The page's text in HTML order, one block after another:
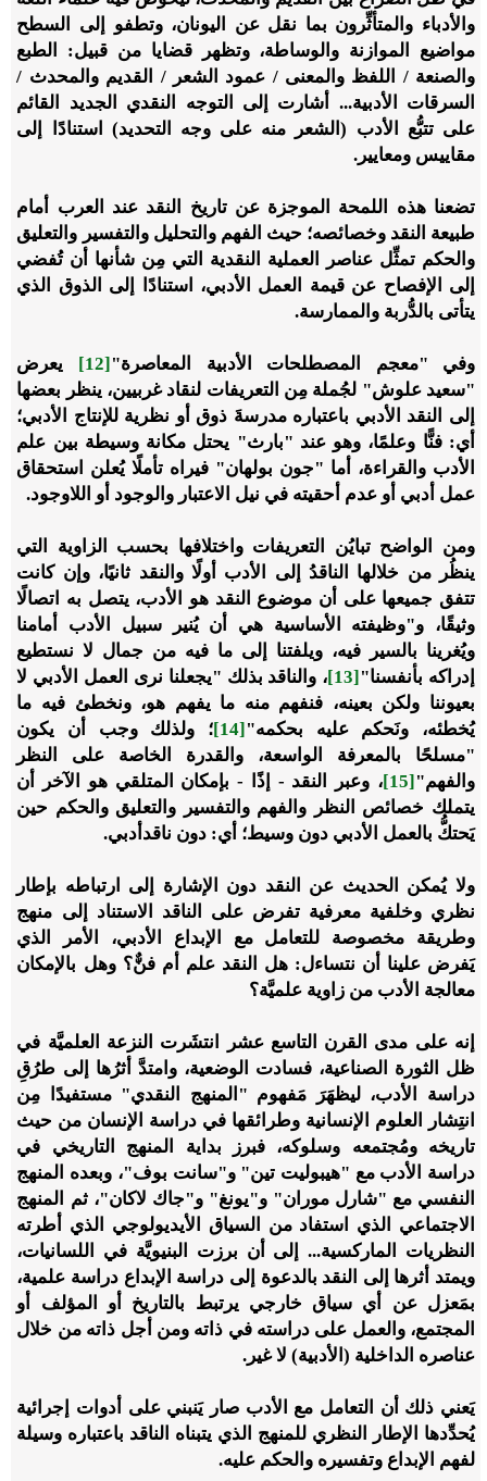
والأدباء والمتأثِّرون بما نقل عن اليونان، وتطفو إلى السطح
مواضيع الموازنة والوساطة، وتظهر قضايا من قبيل: الطبع
والصنعة / اللفظ والمعنى / عمود الشعر / القديم والمحدث /
السرقات الأدبية... أشارت إلى التوجه النقدي الجديد القائم
على تتبُّع الأدب (الشعر منه على وجه التحديد) استنادًا إلى
مقاييس ومعايير.
تضعنا هذه اللمحة الموجزة عن تاريخ النقد عند العرب أمام
طبيعة النقد وخصائصه؛ حيث الفهم والتحليل والتفسير والتعليق
والحكم تمثِّل عناصر العملية النقدية التي مِن شأنها أن تُفضي
إلى الإفصاح عن قيمة العمل الأدبي، استنادًا إلى الذوق الذي
يتأتى بالدُّربة والممارسة.
وفي "معجم المصطلحات الأدبية المعاصرة"[12]
يعرض
"سعيد علوش" لجُملة مِن التعريفات لنقاد غربيين، ينظر بعضها
إلى النقد الأدبي باعتباره مدرسةَ ذوق أو نظرية للإنتاج الأدبي؛
أي: فنًّا وعلمًا، وهو عند "بارث" يحتل مكانة وسيطة بين علم
الأدب والقراءة، أما "جون بولهان" فيراه تأملًا يُعلن استحقاق
عمل أدبي أو عدم أحقيته في نيل الاعتبار والوجود أو اللاوجود.
ومن الواضح تبايُن التعريفات واختلافها بحسب الزاوية التي
ينظُر من خلالها الناقدُ إلى الأدب أولًا والنقد ثانيًا، وإن كانت
تتفق جميعها على أن موضوع النقد هو الأدب، يتصل به اتصالًا
وثيقًا، و"وظيفته الأساسية هي أن يُنير سبيل الأدب أمامنا
ويُغرينا بالسير فيه، ويلفتنا إلى ما فيه من جمال لا نستطيع
إدراكه بأنفسنا"[13]
، والناقد بذلك "يجعلنا نرى العمل الأدبي لا
بعيوننا ولكن بعينه، فنفهم منه ما يفهم هو، ونخطئ فيه ما
يُخطئه، ونَحكم عليه بحكمه"[14]
؛ ولذلك وجب أن يكون
"مسلحًا بالمعرفة الواسعة، والقدرة الخاصة على النظر
والفهم"[15]
، وعبر النقد - إذًا - بإمكان المتلقي هو الآخر أن
يتملك خصائص النظر والفهم والتفسير والتعليق والحكم حين
يَحتكُّ بالعمل الأدبي دون وسيط؛ أي: دون ناقدأدبي.
ولا يُمكن الحديث عن النقد دون الإشارة إلى ارتباطه بإطار
نظري وخلفية معرفية تفرض على الناقد الاستناد إلى منهج
وطريقة مخصوصة للتعامل مع الإبداع الأدبي، الأمر الذي
يَفرض علينا أن نتساءل: هل النقد علم أم فنٌّ؟ وهل بالإمكان
معالجة الأدب من زاوية علميَّة؟
إنه على مدى القرن التاسع عشر انتشَرت النزعة العلميَّة في
ظل الثورة الصناعية، فسادت الوضعية، وامتدَّ أثرُها إلى طرُقِ
دراسة الأدب، ليظهَرَ مَفهوم "المنهج النقدي" مستفيدًا مِن
انتِشار العلوم الإنسانية وطرائقها في دراسة الإنسان من حيث
تاريخه ومُجتمعه وسلوكه، فبرز بداية المنهج التاريخي في
دراسة الأدب مع "هيبوليت تين" و"سانت بوف"، وبعده المنهج
النفسي مع "شارل موران" و"يونغ" و"جاك لاكان"، ثم المنهج
الاجتماعي الذي استفاد من السياق الأيديولوجي الذي أطرته
النظريات الماركسية... إلى أن برزت البنيويَّة في اللسانيات،
ويمتد أثرها إلى النقد بالدعوة إلى دراسة الإبداع دراسة علمية،
بمَعزل عن أي سياق خارجي يرتبط بالتاريخ أو المؤلف أو
المجتمع، والعمل على دراسته في ذاته ومن أجل ذاته من خلال
عناصره الداخلية (الأدبية) لا غير.
يَعني ذلك أن التعامل مع الأدب صار يَنبني على أدوات إجرائية
يُحدِّدها الإطار النظري للمنهج الذي يتبناه الناقد باعتباره وسيلة
لفهم الإبداع وتفسيره والحكم عليه.